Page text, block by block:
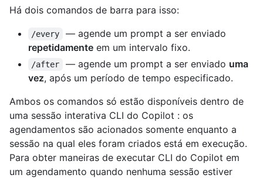
Há dois comandos de barra para isso:
/every
— agende um prompt a ser enviado
repetidamente em um intervalo fixo.
/after — agende um prompt a ser enviado uma
vez, após um período de tempo especificado.
Ambos os comandos só estão disponíveis dentro de
uma sessão interativa CLI do Copilot : os
agendamentos são acionados somente enquanto a
sessão na qual eles foram criados está em execução.
Para obter maneiras de executar CLI do Copilot em
um agendamento quando nenhuma sessão estiver